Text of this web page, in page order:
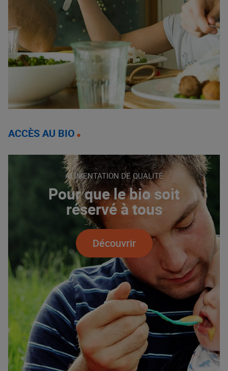
ACCÈS AU BIO
ALIMENTATION DE QUALITÉ
Pour que le bio soit
réservé à tous
Découvrir